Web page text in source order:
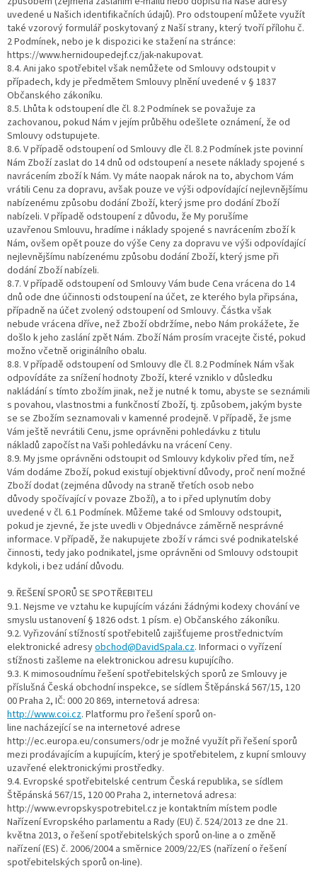
uvedené u Našich identifikačních údajů). Pro odstoupení můžete využít
také vzorový formulář poskytovaný z Naší strany, který tvoří přílohu č.
2 Podmínek, nebo je k dispozici ke stažení na stránce:
https://www.hernidoupedejf.cz/jak-nakupovat.
8.4. Ani jako spotřebitel však nemůžete od Smlouvy odstoupit v
případech, kdy je předmětem Smlouvy plnění uvedené v § 1837
Občanského zákoníku.
8.5. Lhůta k odstoupení dle čl. 8.2 Podmínek se považuje za
zachovanou, pokud Nám v jejím průběhu odešlete oznámení, že od
Smlouvy odstupujete.
8.6. V případě odstoupení od Smlouvy dle čl. 8.2 Podmínek jste povinní
Nám Zboží zaslat do 14 dnů od odstoupení a nesete náklady spojené s
navrácením zboží k Nám. Vy máte naopak nárok na to, abychom Vám
vrátili Cenu za dopravu, avšak pouze ve výši odpovídající nejlevnějšímu
nabízenému způsobu dodání Zboží, který jsme pro dodání Zboží
nabízeli. V případě odstoupení z důvodu, že My porušíme
uzavřenou Smlouvu, hradíme i náklady spojené s navrácením zboží k
Nám, ovšem opět pouze do výše Ceny za dopravu ve výši odpovídající
nejlevnějšímu nabízenému způsobu dodání Zboží, který jsme při
dodání Zboží nabízeli.
8.7. V případě odstoupení od Smlouvy Vám bude Cena vrácena do 14
dnů ode dne účinnosti odstoupení na účet, ze kterého byla připsána,
případně na účet zvolený odstoupení od Smlouvy. Částka však
nebude vrácena dříve, než Zboží obdržíme, nebo Nám prokážete, že
došlo k jeho zaslání zpět Nám. Zboží Nám prosím vracejte čisté, pokud
možno včetně originálního obalu.
8.8. V případě odstoupení od Smlouvy dle čl. 8.2 Podmínek Nám však
odpovídáte za snížení hodnoty Zboží, které vzniklo v důsledku
nakládání s tímto zbožím jinak, než je nutné k tomu, abyste se seznámili
s povahou, vlastnostmi a funkčností Zboží, tj. způsobem, jakým byste
se se Zbožím seznamovali v kamenné prodejně. V případě, že jsme
Vám ještě nevrátili Cenu, jsme oprávněni pohledávku z titulu
nákladů započíst na Vaši pohledávku na vrácení Ceny.
8.9. My jsme oprávněni odstoupit od Smlouvy kdykoliv před tím, než
Vám dodáme Zboží, pokud existují objektivní důvody, proč není možné
Zboží dodat (zejména důvody na straně třetích osob nebo
důvody spočívající v povaze Zboží), a to i před uplynutím doby
uvedené v čl. 6.1 Podmínek. Můžeme také od Smlouvy odstoupit,
pokud je zjevné, že jste uvedli v Objednávce záměrně nesprávné
informace. V případě, že nakupujete zboží v rámci své podnikatelské
činnosti, tedy jako podnikatel, jsme oprávněni od Smlouvy odstoupit
kdykoli, i bez udání důvodu.
9. ŘEŠENÍ SPORŮ SE SPOTŘEBITELI
9.1. Nejsme ve vztahu ke kupujícím vázáni žádnými kodexy chování ve
smyslu ustanovení § 1826 odst. 1 písm. e) Občanského zákoníku.
9.2. Vyřizování stížností spotřebitelů zajišťujeme prostřednictvím
elektronické adresyobchod@DavidSpala.cz. Informaci o vyřízení
stížnosti zašleme na elektronickou adresu kupujícího.
9.3. K mimosoudnímu řešení spotřebitelských sporů ze Smlouvy je
příslušná Česká obchodní inspekce, se sídlem Štěpánská 567/15, 120
00 Praha 2, IČ: 000 20 869, internetová adresa:
http://www.coi.cz. Platformu pro řešení sporů on-
line nacházející se na internetové adrese
http://ec.europa.eu/consumers/odr je možné využít při řešení sporů
mezi prodávajícím a kupujícím, který je spotřebitelem, z kupní smlouvy
uzavřené elektronickými prostředky.
9.4. Evropské spotřebitelské centrum Česká republika, se sídlem
Štěpánská 567/15, 120 00 Praha 2, internetová adresa:
http://www.evropskyspotrebitel.cz je kontaktním místem podle
Nařízení Evropského parlamentu a Rady (EU) č. 524/2013 ze dne 21.
května 2013, o řešení spotřebitelských sporů on-line a o změně
nařízení (ES) č. 2006/2004 a směrnice 2009/22/ES (nařízení o řešení
spotřebitelských sporů on-line).